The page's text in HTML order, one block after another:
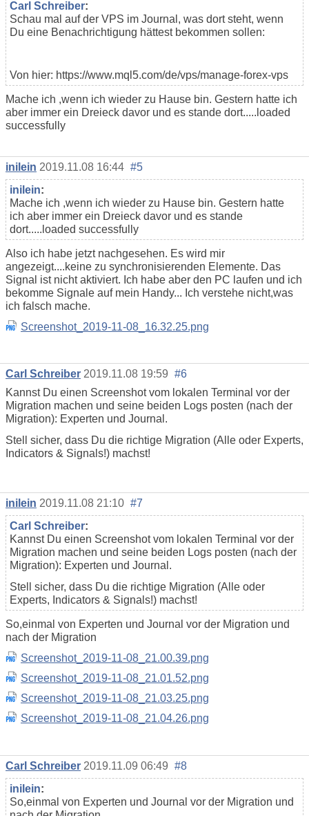
Carl Schreiber:
Schau mal auf der VPS im Journal, was dort steht, wenn
Du eine Benachrichtigung hättest bekommen sollen:
Von hier: https://www.mql5.com/de/vps/manage-forex-vps
Mache ich ,wenn ich wieder zu Hause bin. Gestern hatte ich
aber immer ein Dreieck davor und es stande dort.....loaded
successfully
inilein 2019.11.08 16:44 #5
inilein:
Mache ich ,wenn ich wieder zu Hause bin. Gestern hatte
ich aber immer ein Dreieck davor und es stande
dort.....loaded successfully
Also ich habe jetzt nachgesehen. Es wird mir
angezeigt....keine zu synchronisierenden Elemente. Das
Signal ist nicht aktiviert. Ich habe aber den PC laufen und ich
bekomme Signale auf mein Handy... Ich verstehe nicht,was
ich falsch mache.
Screenshot_2019-11-08_16.32.25.png
Carl Schreiber 2019.11.08 19:59 #6
Kannst Du einen Screenshot vom lokalen Terminal vor der
Migration machen und seine beiden Logs posten (nach der
Migration): Experten und Journal.
Stell sicher, dass Du die richtige Migration (Alle oder Experts,
Indicators & Signals!) machst!
inilein 2019.11.08 21:10 #7
Carl Schreiber:
Kannst Du einen Screenshot vom lokalen Terminal vor der
Migration machen und seine beiden Logs posten (nach der
Migration): Experten und Journal.
Stell sicher, dass Du die richtige Migration (Alle oder
Experts, Indicators & Signals!) machst!
So,einmal von Experten und Journal vor der Migration und
nach der Migration
Screenshot_2019-11-08_21.00.39.png
Screenshot_2019-11-08_21.01.52.png
Screenshot_2019-11-08_21.03.25.png
Screenshot_2019-11-08_21.04.26.png
Carl Schreiber 2019.11.09 06:49 #8
inilein:
So,einmal von Experten und Journal vor der Migration und